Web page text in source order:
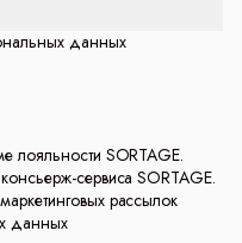
данных
лояльности SORTAGE.
сервиса SORTAGE.
рассылок
данных